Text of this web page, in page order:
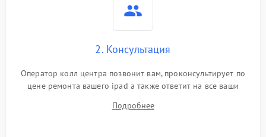
2. Консультация
Оператор колл центра позвонит вам, проконсультирует по
цене ремонта вашего ipad а также ответит на все ваши
Подробнее